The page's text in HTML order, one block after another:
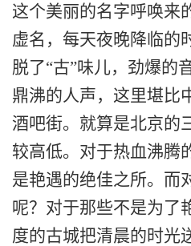
这个美丽的名字呼唤来
虚名，每天夜晚降临的
脱了“古”味儿，劲爆的
鼎沸的人声，这里堪比
酒吧街。就算是北京的
较高低。对于热血沸腾
是艳遇的绝佳之所。而
呢？对于那些不是为了
度的古城把清晨的时光